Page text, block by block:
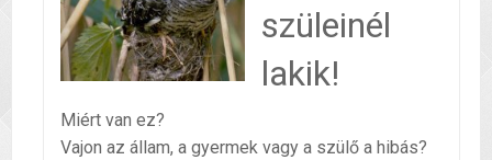
szüleinél
lakik!
Miért van ez?
Vajon az állam, a gyermek vagy a szülő a hibás?